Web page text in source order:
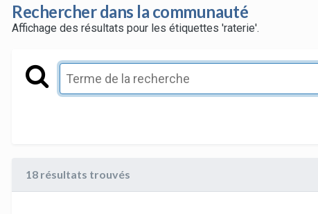
Rechercher dans la communauté
Affichage des résultats pour les étiquettes 'raterie'.
18 résultats trouvés